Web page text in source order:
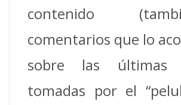
contenido
comentarios que lo
sobre las últimas
tomadas por el